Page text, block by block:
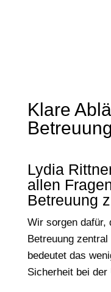
Klare
Betreuung
Lydia
allen
Betreuung
Wir sorgen dafür,
Betreuung
bedeutet das
Sicherheit bei der